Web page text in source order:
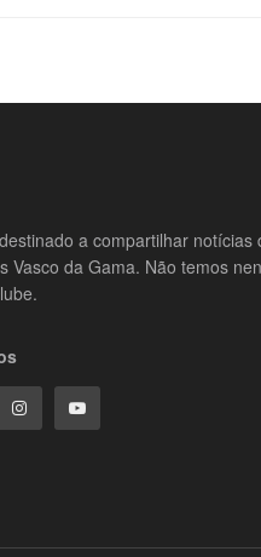
a compartilhar notícias
Vasco da Gama. Não temos